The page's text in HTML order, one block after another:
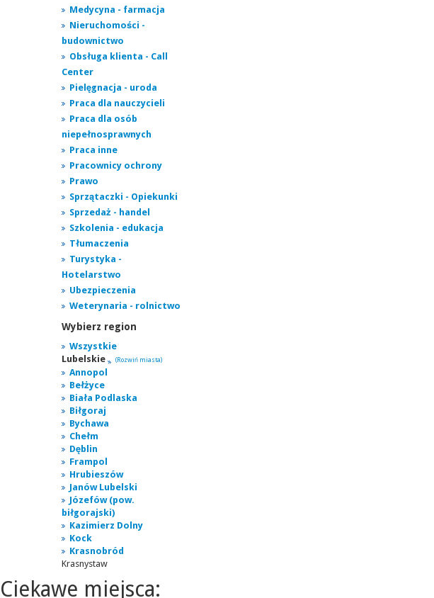
Medycyna - farmacja
Nieruchomości -
budownictwo
Obsługa klienta - Call
Center
Pielęgnacja - uroda
Praca dla nauczycieli
Praca dla osób
niepełnosprawnych
Praca inne
Pracownicy ochrony
Prawo
Sprzątaczki - Opiekunki
Sprzedaż - handel
Szkolenia - edukacja
Tłumaczenia
Turystyka -
Hotelarstwo
Ubezpieczenia
Weterynaria - rolnictwo
Wybierz region
Wszystkie
Lubelskie
(Rozwiń miasta)
Annopol
Bełżyce
Biała Podlaska
Biłgoraj
Bychawa
Chełm
Dęblin
Frampol
Hrubieszów
Janów Lubelski
Józefów (pow.
biłgorajski)
Kazimierz Dolny
Kock
Krasnobród
Krasnystaw
Ciekawe miejsca: